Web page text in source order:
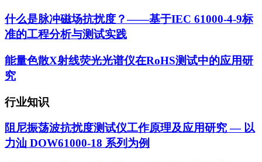
什么是脉冲磁场抗扰度？——基于IEC 61000-4-9标
准的工程分析与测试实践
能量色散X射线荧光光谱仪在RoHS测试中的应用研
究
行业知识
阻尼振荡波抗扰度测试仪工作原理及应用研究 — 以
力汕 DOW61000-18 系列为例